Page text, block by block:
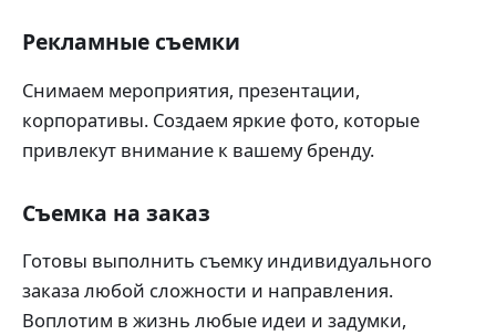
Рекламные съемки
Снимаем мероприятия, презентации,
корпоративы. Создаем яркие фото, которые
привлекут внимание к вашему бренду.
Съемка на заказ
Готовы выполнить съемку индивидуального
заказа любой сложности и направления.
Воплотим в жизнь любые идеи и задумки,